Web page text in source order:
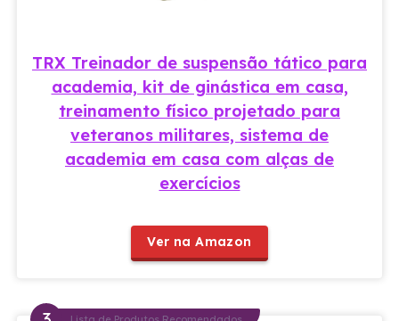
TRX Treinador de suspensão tático para
academia, kit de ginástica em casa,
treinamento físico projetado para
veteranos militares, sistema de
academia em casa com alças de
exercícios
Ver na Amazon